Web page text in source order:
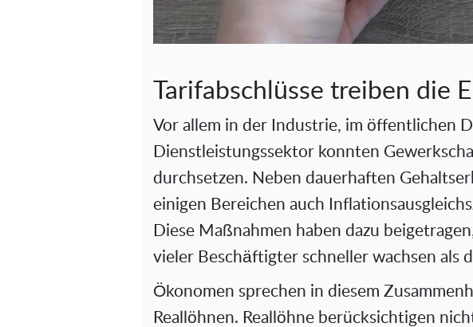
Tarifabschlüsse treiben die
Vor allem in der Industrie, im öffentlichen
Dienstleistungssektor konnten
durchsetzen. Neben dauerhaften
einigen Bereichen auch
Diese Maßnahmen haben dazu
vieler Beschäftigter schneller wachsen als
Ökonomen sprechen in diesem
Reallöhnen. Reallöhne berücksichtigen